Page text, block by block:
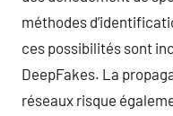
méthodes
ces possibilités sont
DeepFakes. La
réseaux risque